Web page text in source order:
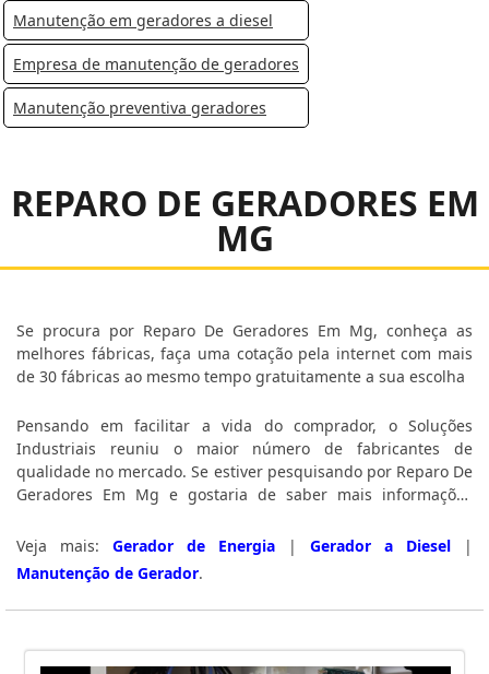
Manutenção em geradores a diesel
Empresa de manutenção de geradores
Manutenção preventiva geradores
REPARO DE GERADORES EM
MG
Se procura por Reparo De Geradores Em Mg, conheça as
melhores fábricas, faça uma cotação pela internet com mais
de 30 fábricas ao mesmo tempo gratuitamente a sua escolha
Pensando em facilitar a vida do comprador, o Soluções
Industriais reuniu o maior número de fabricantes de
qualidade no mercado. Se estiver pesquisando por Reparo De
Geradores Em Mg e gostaria de saber mais informações
Veja mais: Gerador de Energia | Gerador a Diesel |
Manutenção de Gerador.